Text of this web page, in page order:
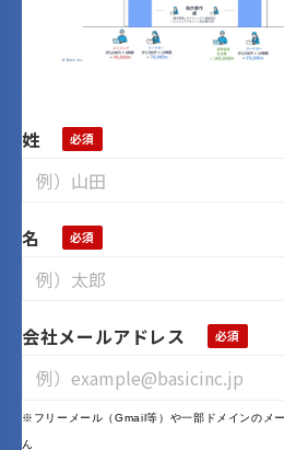
姓
名
会社メールアドレス
※フリーメール（Gmail等）や一部ドメインのメ
ん